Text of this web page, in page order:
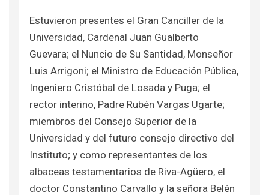
Estuvieron presentes el Gran Canciller de la
Universidad, Cardenal Juan Gualberto
Guevara; el Nuncio de Su Santidad, Monseñor
Luis Arrigoni; el Ministro de Educación Pública,
Ingeniero Cristóbal de Losada y Puga; el
rector interino, Padre Rubén Vargas Ugarte;
miembros del Consejo Superior de la
Universidad y del futuro consejo directivo del
Instituto; y como representantes de los
albaceas testamentarios de Riva-Agüero, el
doctor Constantino Carvallo y la señora Belén